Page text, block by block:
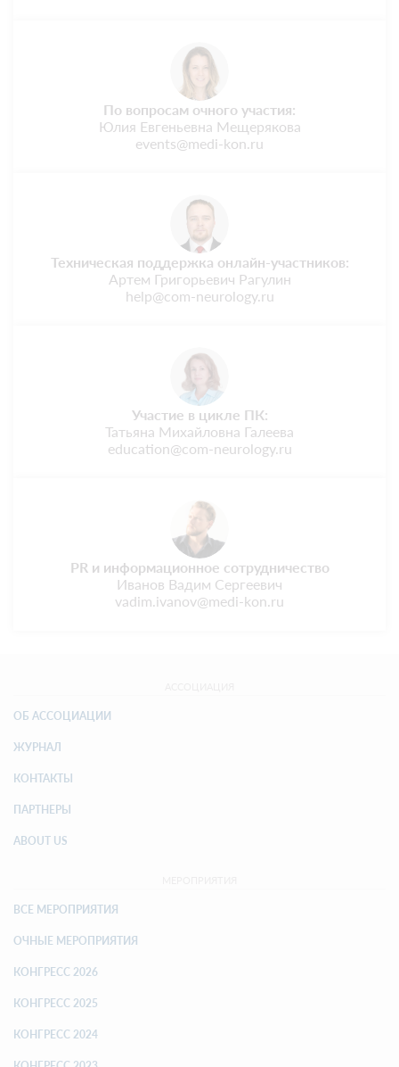
По вопросам очного участия:
Юлия Евгеньевна Мещерякова
events@medi-kon.ru
Техническая поддержка онлайн-участников:
Артем Григорьевич Рагулин
help@com-neurology.ru
Участие в цикле ПК:
Татьяна Михайловна Галеева
education@com-neurology.ru
PR и информационное сотрудничество
Иванов Вадим Сергеевич
vadim.ivanov@medi-kon.ru
ОБ АССОЦИАЦИИ
ЖУРНАЛ
КОНТАКТЫ
ПАРТНЕРЫ
ABOUT US
ВСЕ МЕРОПРИЯТИЯ
ОЧНЫЕ МЕРОПРИЯТИЯ
КОНГРЕСС 2026
КОНГРЕСС 2025
КОНГРЕСС 2024